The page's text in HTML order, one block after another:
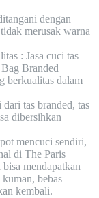
dengan
merusak warna
: Jasa cuci tas
Branded
berkualitas dalam
tas branded, tas
dibersihkan
mencuci sendiri,
di The Paris
mendapatkan
bebas
kembali.